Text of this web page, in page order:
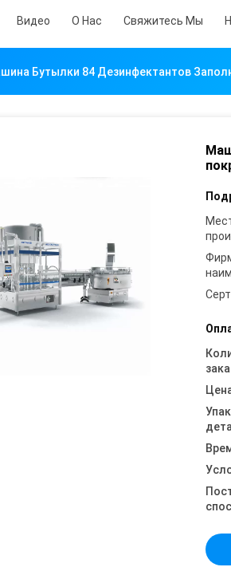
Видео О Нас Свяжитесь Мы
Бутылки 84 Дезинфектантов